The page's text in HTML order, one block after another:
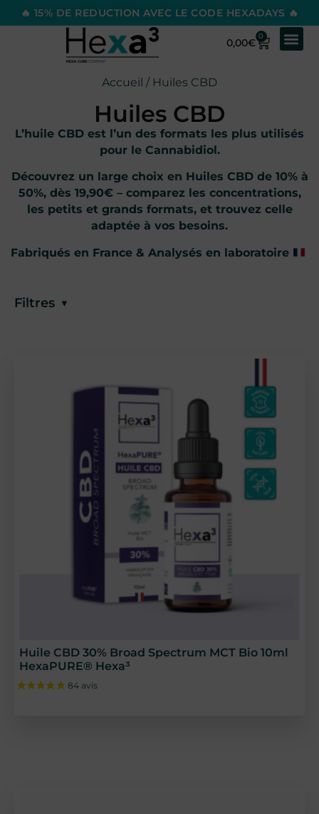
🔥 15% DE REDUCTION AVEC LE CODE HEXADAYS 🔥
0,00€
0
Accueil / Huiles CBD
Huiles CBD
L’huile CBD est l’un des formats les plus utilisés
pour le Cannabidiol.
Découvrez un large choix en Huiles CBD de 10% à
50%, dès 19,90€ – comparez les concentrations,
les petits et grands formats, et trouvez celle
adaptée à vos besoins.
Fabriqués en France & Analysés en laboratoire
Filtres
Huile CBD 30% Broad Spectrum MCT Bio 10ml
HexaPURE® Hexa³